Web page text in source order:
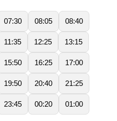
07:30 08:05 08:40
11:35 12:25 13:15
15:50 16:25 17:00
19:50 20:40 21:25
23:45 00:20 01:00